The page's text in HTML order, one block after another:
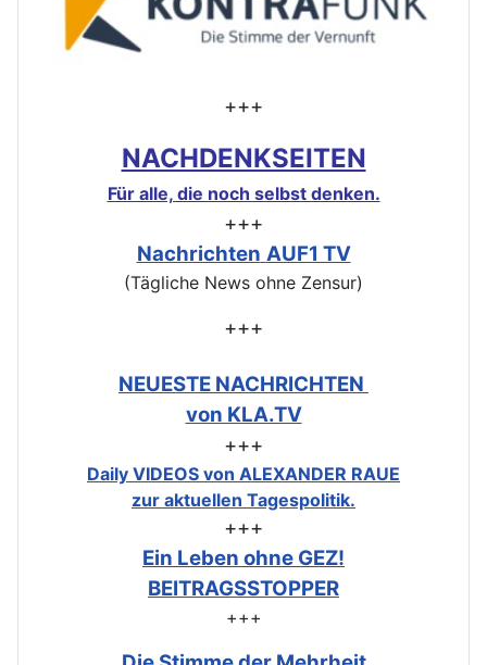
+++
NACHDENKSEITEN
Für alle, die noch selbst denken.
+++
Nachrichten AUF1 TV
(Tägliche News ohne Zensur)
+++
NEUESTE NACHRICHTEN
von KLA.TV
+++
Daily VIDEOS von ALEXANDER RAUE
zur aktuellen Tagespolitik.
+++
Ein Leben ohne GEZ!
BEITRAGSSTOPPER
+++